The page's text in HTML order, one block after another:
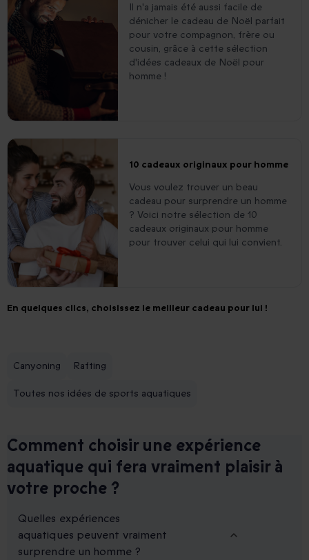
Il n'a jamais été aussi facile de
dénicher le cadeau de Noël parfait
pour votre compagnon, frère ou
cousin, grâce à cette sélection
d'idées cadeaux de Noël pour
homme !
10 cadeaux originaux pour homme
Vous voulez trouver un beau
cadeau pour surprendre un homme
? Voici notre sélection de 10
cadeaux originaux pour homme
pour trouver celui qui lui convient.
En quelques clics, choisissez le meilleur cadeau pour lui !
Canyoning Rafting
Toutes nos idées de sports aquatiques
Comment choisir une expérience
aquatique qui fera vraiment plaisir à
votre proche ?
Quelles expériences
aquatiques peuvent vraiment
surprendre un homme ?